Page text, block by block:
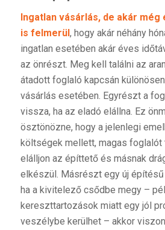
Ingatlan vásárlás, de akár
is felmerül, hogy akár néhány
ingatlan esetében akár éves
az önrészt. Meg kell találni az
átadott foglaló kapcsán
vásárlás esetében. Egyrészt a
vissza, ha az eladó elállna. Ez
ösztönözne, hogy a jelenlegi
költségek mellett, magas foglalót
elálljon az építtető és másnak
elkészül. Másrészt egy új
ha a kivitelező csődbe megy –
kereszttartozások miatt egy jól
veszélybe kerülhet – akkor